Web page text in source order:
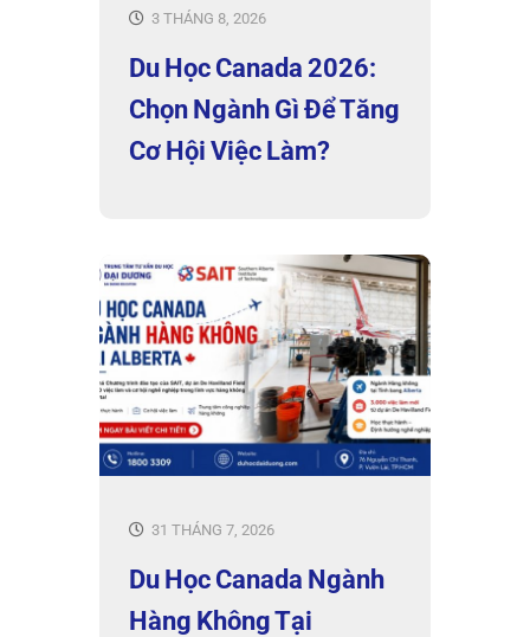
3 THÁNG 8, 2026
Du Học Canada 2026:
Chọn Ngành Gì Để Tăng
Cơ Hội Việc Làm?
31 THÁNG 7, 2026
Du Học Canada Ngành
Hàng Không Tại